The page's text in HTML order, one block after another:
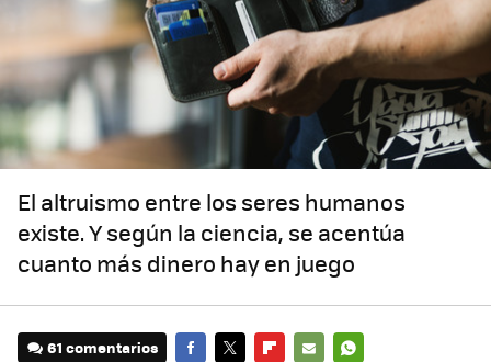
El altruismo entre los seres humanos
existe. Y según la ciencia, se acentúa
cuanto más dinero hay en juego
61 comentarios